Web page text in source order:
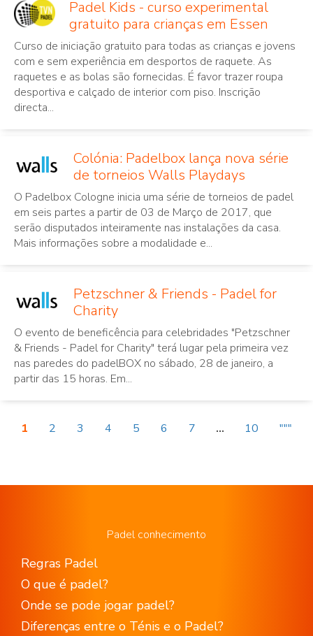
Padel Kids - curso experimental
gratuito para crianças em Essen
Curso de iniciação gratuito para todas as crianças e jovens
com e sem experiência em desportos de raquete. As
raquetes e as bolas são fornecidas. É favor trazer roupa
desportiva e calçado de interior com piso. Inscrição
directa...
Colónia: Padelbox lança nova série
de torneios Walls Playdays
O Padelbox Cologne inicia uma série de torneios de padel
em seis partes a partir de 03 de Março de 2017, que
serão disputados inteiramente nas instalações da casa.
Mais informações sobre a modalidade e...
Petzschner & Friends - Padel for
Charity
O evento de beneficência para celebridades "Petzschner
& Friends - Padel for Charity" terá lugar pela primeira vez
nas paredes do padelBOX no sábado, 28 de janeiro, a
partir das 15 horas. Em...
1 2 3 4 5 6 7 ... 10 """
Padel conhecimento
Regras Padel
O que é padel?
Onde se pode jogar padel?
Diferenças entre o Ténis e o Padel?